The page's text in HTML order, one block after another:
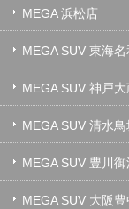
MEGA 浜松店
MEGA SUV 東海名
MEGA SUV 神戸
MEGA SUV 清水鳥
MEGA SUV 豊川御
MEGA SUV 大阪豊